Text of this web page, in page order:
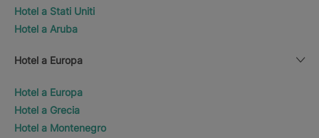
Hotel a Stati Uniti
Hotel a Aruba
Hotel a Europa
Hotel a Europa
Hotel a Grecia
Hotel a Montenegro